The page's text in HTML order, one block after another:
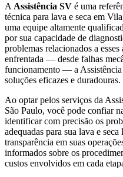
A Assistência SV é uma
técnica para lava e seca em
uma equipe altamente
por sua capacidade de
problemas relacionados a
enfrentada — desde falhas
funcionamento — a Assistência
soluções eficazes e duradouras.
Ao optar pelos serviços da
São Paulo, você pode confiar
identificar com precisão os
adequadas para sua lava e seca
transparência em suas
informados sobre os
custos envolvidos em cada